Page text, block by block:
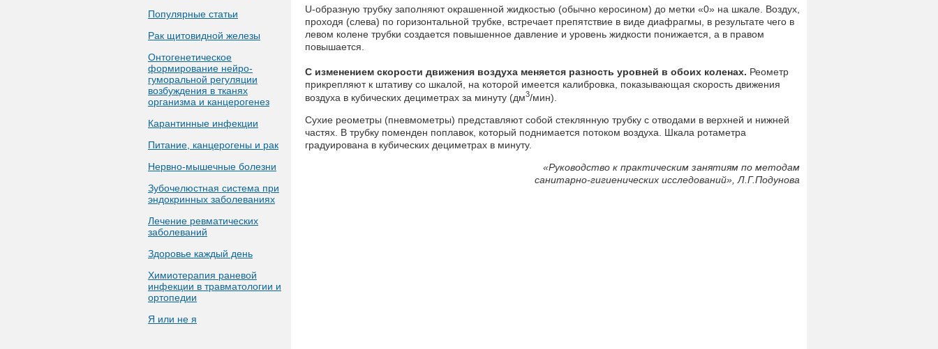
Популярные статьи
Рак щитовидной железы
Онтогенетическое
формирование нейро-
гуморальной регуляции
возбуждения в тканях
организма и канцерогенез
Карантинные инфекции
Питание, канцерогены и рак
Нервно-мышечные болезни
Зубочелюстная система при
эндокринных заболеваниях
Лечение ревматических
заболеваний
Здоровье каждый день
Химиотерапия раневой
инфекции в травматологии и
ортопедии
Я или не я
U-образную трубку заполняют окрашенной жидкостью (обычно керосином) до метки «0» на шкале. Воздух,
проходя (слева) по горизонтальной трубке, встречает препятствие в виде диафрагмы, в результате чего в
левом колене трубки создается повышенное давление и уровень жидкости понижается, а в правом
повышается.
С изменением скорости движения воздуха меняется разность уровней в обоих коленах. Реометр
прикрепляют к штативу со шкалой, на которой имеется калибровка, показывающая скорость движения
воздуха в кубических дециметрах за минуту (дм3/мин).
Сухие реометры (пневмометры) представляют собой стеклянную трубку с отводами в верхней и нижней
частях. В трубку поменден поплавок, который поднимается потоком воздуха. Шкала ротаметра
градуирована в кубических дециметрах в минуту.
«Руководство к практическим занятиям по методам
санитарно-гигиенических исследований», Л.Г.Подунова